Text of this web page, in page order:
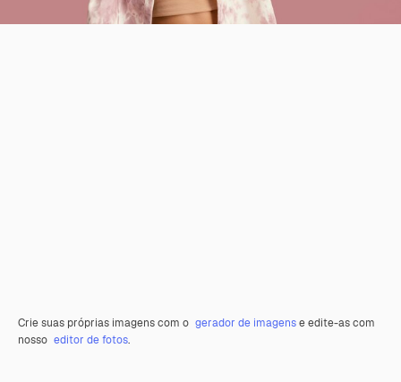
Crie suas próprias imagens com o gerador de imagense edite-as com
nosso editor de fotos.